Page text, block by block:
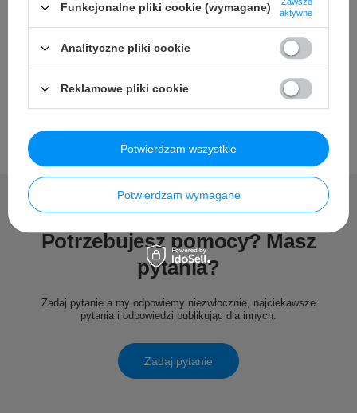
Szczegółowe dane
Opinie
Potrzebujesz pomocy? Masz
pytania?
Zadaj pytanie a my odpowiemy niezwłocznie, najciekawsze
pytania i odpowiedzi publikując dla innych.
Zadaj pytanie
Funkcjonalne pliki cookie (wymagane)
aktywne
Analityczne pliki cookie
Reklamowe pliki cookie
Potwierdzam wymagane
Potwierdzam wszystkie